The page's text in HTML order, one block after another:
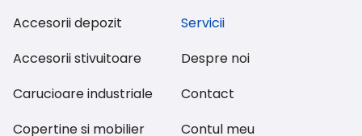
Accesorii depozit
Accesorii stivuitoare
Carucioare industriale
Copertine si mobilier
Servicii
Despre noi
Contact
Contul meu